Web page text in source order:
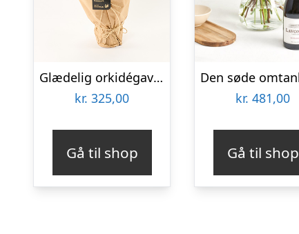
Glædelig orkidégave – Send blomster med Bloomit
kr. 325,00
Gå til shop
kr. 481,00
Gå til shop